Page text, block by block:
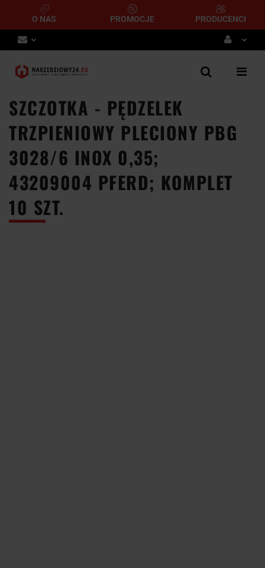
O NAS PROMOCJE PRODUCENCI
Zaloguj się
SZCZOTKA - PĘDZELEK
TRZPIENIOWY PLECIONY PBG
3028/6 INOX 0,35;
43209004 PFERD; KOMPLET
10 SZT.